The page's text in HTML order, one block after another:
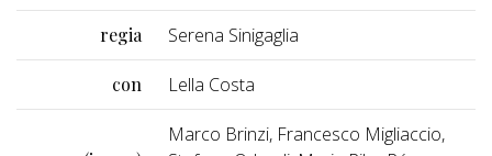
regia Serena Sinigaglia
con Lella Costa
Marco Brinzi, Francesco Migliaccio,